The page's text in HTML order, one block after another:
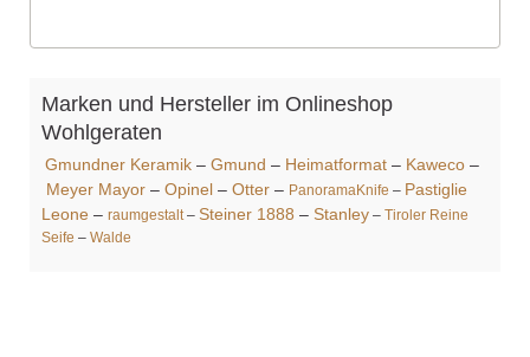
Marken und Hersteller im Onlineshop
Wohlgeraten
Gmundner Keramik – Gmund – Heimatformat – Kaweco –
Meyer Mayor – Opinel – Otter – PanoramaKnife – Pastiglie
Leone – raumgestalt – Steiner 1888 – Stanley – Tiroler Reine
Seife – Walde